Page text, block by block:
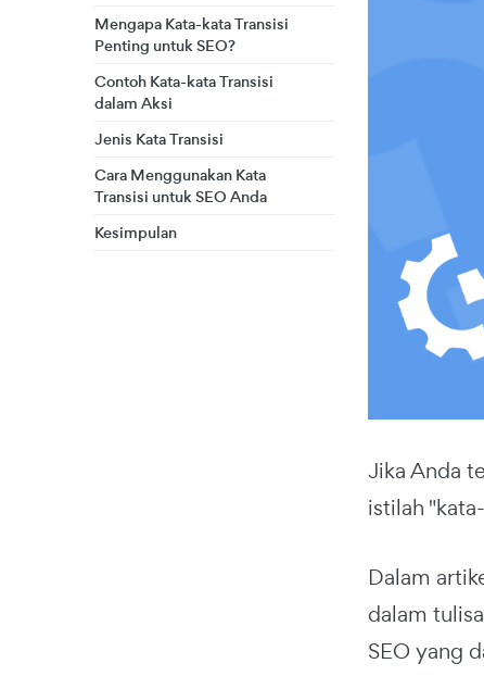
Mengapa Kata-kata Transisi
Penting untuk SEO?
Contoh Kata-kata Transisi
dalam Aksi
Jenis Kata Transisi
Cara Menggunakan Kata
Transisi untuk SEO Anda
Kesimpulan
Jika Anda
istilah
Dalam
dalam
SEO yang